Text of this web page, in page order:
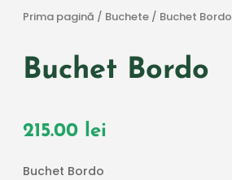
Prima pagină / Buchete / Buchet Bordo
Buchet Bordo
215.00 lei
Buchet Bordo